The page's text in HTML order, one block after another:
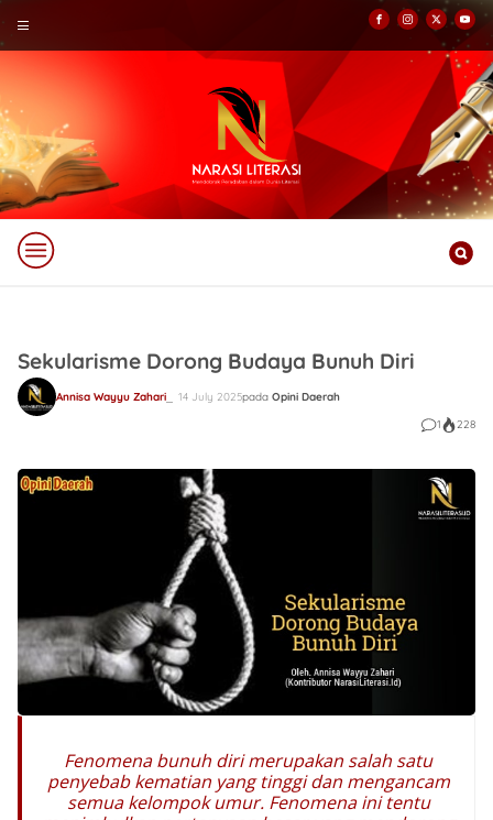
Sekularisme Dorong Budaya Bunuh Diri
Annisa Wayyu Zahari 14 July 2025pada Opini Daerah
1
228
Fenomena bunuh diri merupakan salah satu
penyebab kematian yang tinggi dan mengancam
semua kelompok umur. Fenomena ini tentu